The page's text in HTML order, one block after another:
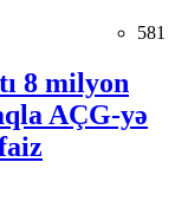
581
8 milyon
AÇG-yə